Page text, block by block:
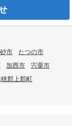
市
たつの市
加西市
宍粟市
郡上郡町